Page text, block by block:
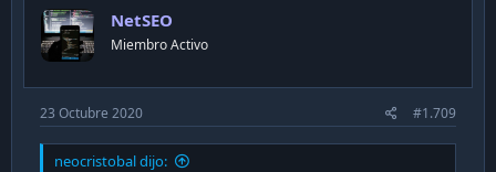
NetSEO
Miembro Activo
23 Octubre 2020 #1.709
neocristobal dijo: